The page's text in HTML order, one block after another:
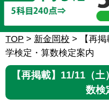
TOP > 新金岡校 >
【再
学検定・算数検定案内
【再掲載】11/11（
数検